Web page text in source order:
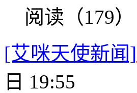
阅读（179）
[艾咪天使新闻]
日 19:55